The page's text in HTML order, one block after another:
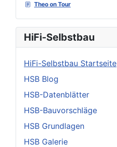
Theo on Tour
HiFi-Selbstbau
HiFi-Selbstbau Startseite
HSB Blog
HSB-Datenblätter
HSB-Bauvorschläge
HSB Grundlagen
HSB Galerie